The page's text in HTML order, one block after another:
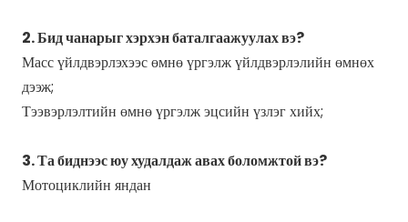
2. Бид чанарыг хэрхэн баталгаажуулах вэ?
Масс үйлдвэрлэхээс өмнө үргэлж үйлдвэрлэлийн өмнөх
дээж;
Тээвэрлэлтийн өмнө үргэлж эцсийн үзлэг хийх;
3. Та биднээс юу худалдаж авах боломжтой вэ?
Мотоциклийн яндан